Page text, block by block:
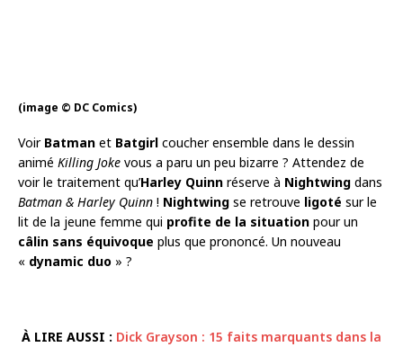
(image © DC Comics)
Voir Batman et Batgirl coucher ensemble dans le dessin
animé Killing Joke vous a paru un peu bizarre ? Attendez de
voir le traitement qu’Harley Quinn réserve à Nightwing dans
Batman & Harley Quinn ! Nightwing se retrouve ligoté sur le
lit de la jeune femme qui profite de la situation pour un
câlin sans équivoque plus que prononcé. Un nouveau
« dynamic duo » ?
À LIRE AUSSI : Dick Grayson : 15 faits marquants dans la